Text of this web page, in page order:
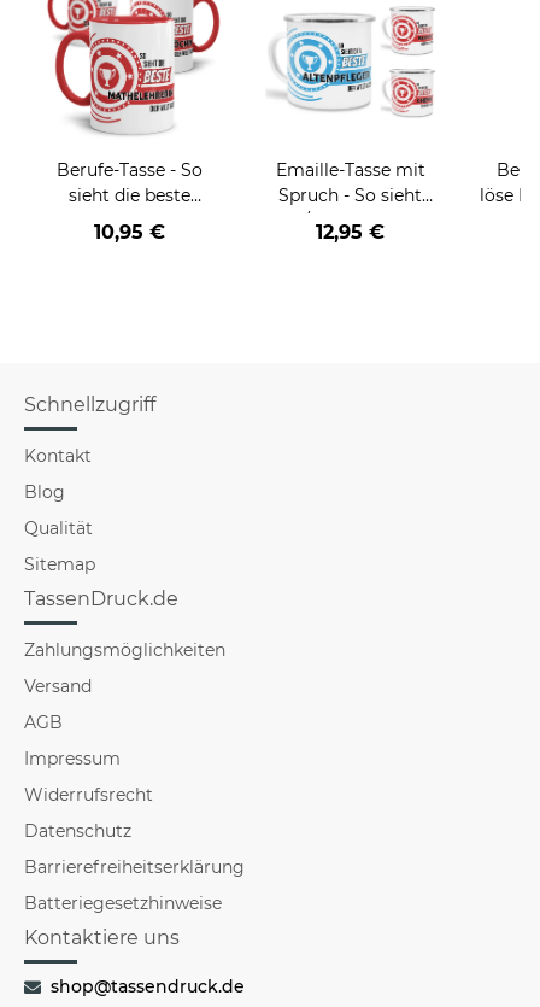
Berufe-Tasse - So
sieht die beste
BERUF aus -
verschiedene Berufe
10,95 €
Emaille-Tasse mit
Spruch - So sieht
der/die beste - Ihr
Beruf - aus
12,95 €
löse
Schnellzugriff
Kontakt
Blog
Qualität
Sitemap
TassenDruck.de
Zahlungsmöglichkeiten
Versand
AGB
Impressum
Widerrufsrecht
Datenschutz
Barrierefreiheitserklärung
Batteriegesetzhinweise
Kontaktiere uns
shop@tassendruck.de